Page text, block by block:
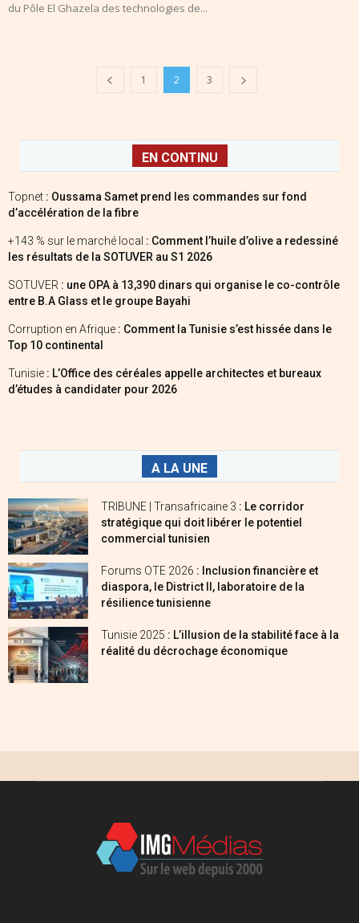
du Pôle El Ghazela des technologies de...
1 2 3
EN CONTINU
Topnet : Oussama Samet prend les commandes sur fond
d’accélération de la fibre
+143 % sur le marché local : Comment l’huile d’olive a redessiné
les résultats de la SOTUVER au S1 2026
SOTUVER : une OPA à 13,390 dinars qui organise le co-contrôle
entre B.A Glass et le groupe Bayahi
Corruption en Afrique : Comment la Tunisie s’est hissée dans le
Top 10 continental
Tunisie : L’Office des céréales appelle architectes et bureaux
d’études à candidater pour 2026
A LA UNE
TRIBUNE | Transafricaine 3 : Le corridor
stratégique qui doit libérer le potentiel
commercial tunisien
Forums OTE 2026 : Inclusion financière et
diaspora, le District II, laboratoire de la
résilience tunisienne
Tunisie 2025 : L’illusion de la stabilité face à la
réalité du décrochage économique